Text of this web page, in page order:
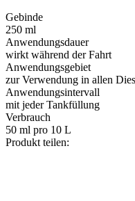
Gebinde
250 ml
Anwendungsdauer
wirkt während der Fahrt
Anwendungsgebiet
zur Verwendung in allen
Anwendungsintervall
mit jeder Tankfüllung
Verbrauch
50 ml pro 10 L
Produkt teilen: